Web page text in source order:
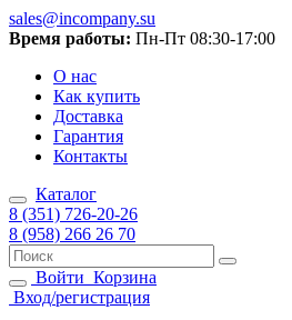
sales@incompany.su
Время работы: Пн-Пт 08:30-17:00
О нас
Как купить
Доставка
Гарантия
Контакты
Каталог
8 (351) 726-20-26
8 (958) 266 26 70
Войти Корзина
Вход/регистрация